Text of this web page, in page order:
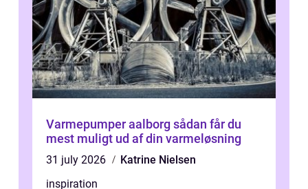
Varmepumper aalborg sådan får du
mest muligt ud af din varmeløsning
31 july 2026
Katrine Nielsen
inspiration